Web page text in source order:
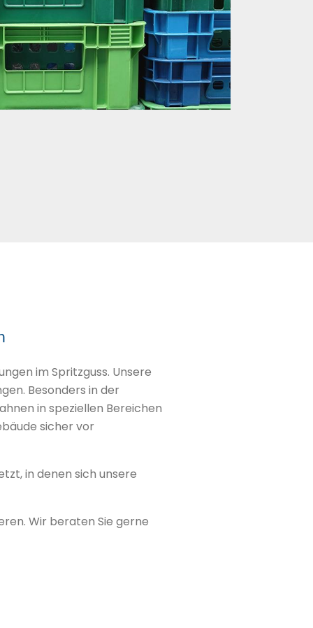
im Spritzguss. Unsere
Besonders in der
in speziellen Bereichen
sicher vor
in denen sich unsere
Wir beraten Sie gerne